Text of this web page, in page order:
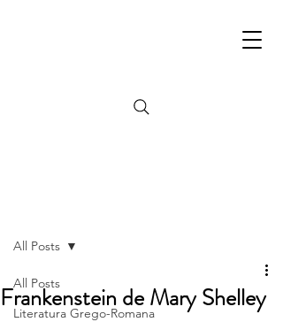
All Posts
Literatura Grego-Romana
All Posts
Frankenstein de Mary Shelley